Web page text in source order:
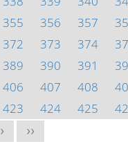
355 356 357
372 373 374
389 390 391
406 407 408
423 424 425
> >>